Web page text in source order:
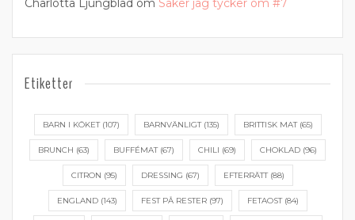
Charlotta Ljungblad om Saker jag tycker om #7
Etiketter
BARN I KÖKET(107) BARNVÄNLIGT(135) BRITTISK MAT(65)
BRUNCH (63) BUFFÉMAT(67) CHILI (69) CHOKLAD (96)
CITRON (95) DRESSING (67) EFTERRÄTT(88)
ENGLAND(143) FEST PÅ RESTER(97) FETAOST(84)